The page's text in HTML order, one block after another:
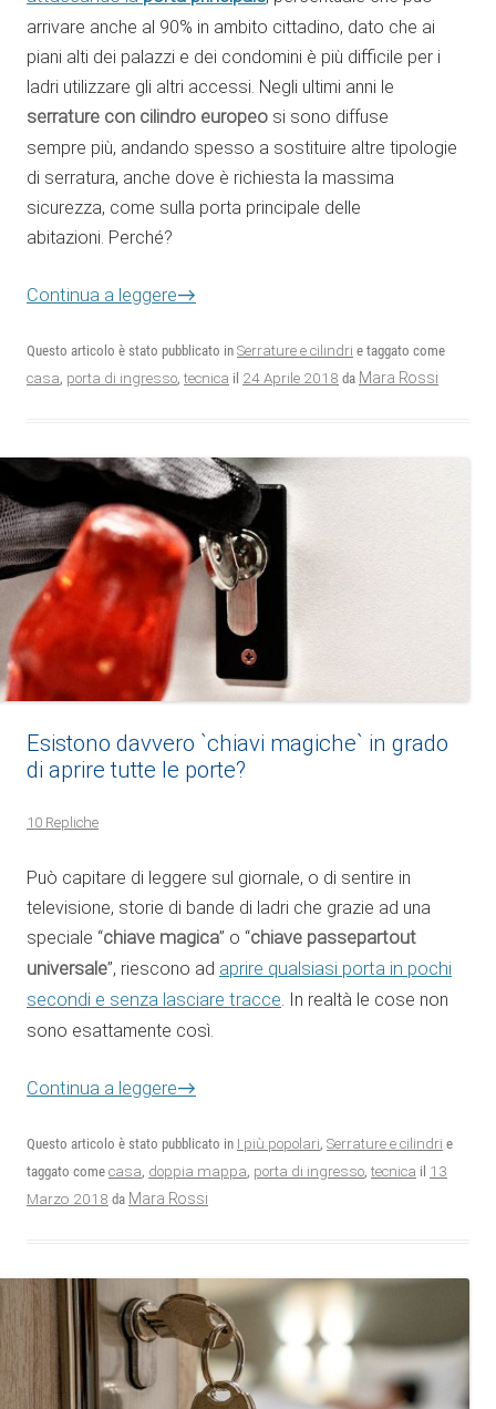
arrivare anche al 90% in ambito cittadino, dato che ai
piani alti dei palazzi e dei condomini è più difficile per i
ladri utilizzare gli altri accessi. Negli ultimi anni le
serrature con cilindro europeo si sono diffuse
sempre più, andando spesso a sostituire altre tipologie
di serratura, anche dove è richiesta la massima
sicurezza, come sulla porta principale delle
abitazioni. Perché?
Continua a leggere→
Questo articolo è stato pubblicato in Serrature e cilindri e taggato come
casa, porta di ingresso, tecnica il 24 Aprile 2018 da Mara Rossi
Esistono davvero `chiavi magiche` in grado
di aprire tutte le porte?
10 Repliche
Può capitare di leggere sul giornale, o di sentire in
televisione, storie di bande di ladri che grazie ad una
speciale “chiave magica” o “chiave passepartout
universale”, riescono ad aprire qualsiasi porta in pochi
secondi e senza lasciare tracce. In realtà le cose non
sono esattamente così.
Continua a leggere→
Questo articolo è stato pubblicato in I più popolari, Serrature e cilindri e
taggato come casa, doppia mappa, porta di ingresso, tecnica il 13
Marzo 2018 da Mara Rossi